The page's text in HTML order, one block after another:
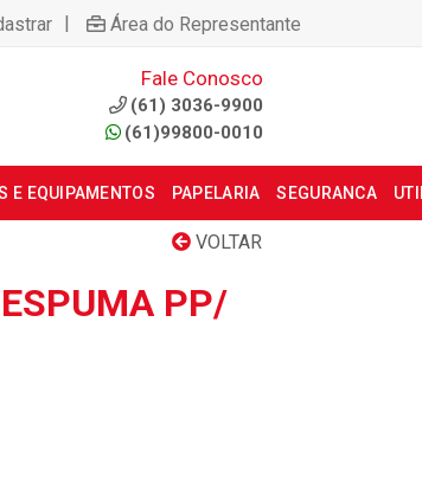
| Área do Representante
Fale Conosco
(61) 3036-9900
(61)99800-0010
E EQUIPAMENTOS PAPELARIA SEGURANCA
VOLTAR
PP/